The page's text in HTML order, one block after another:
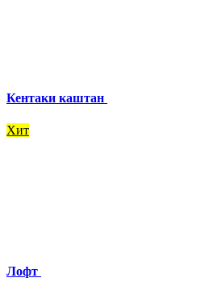
Кентаки каштан
Хит
Лофт